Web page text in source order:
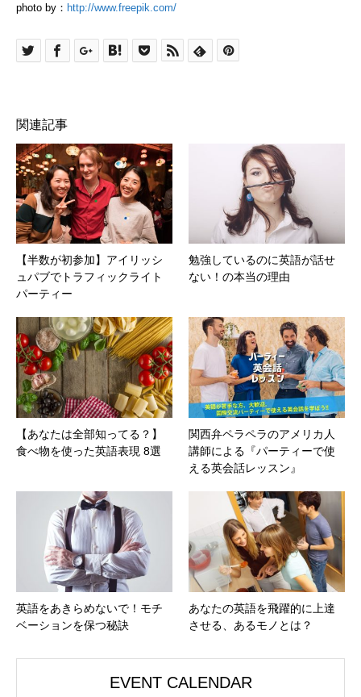
photo by： http://www.freepik.com/
関連記事
【半数が初参加】アイリッシ
ュパブでトラフィックライト
パーティー
勉強しているのに英語が話せ
ない！の本当の理由
【あなたは全部知ってる？】
食べ物を使った英語表現 8選
関西弁ペラペラのアメリカ人
講師による『パーティーで使
える英会話レッスン』
英語をあきらめないで！モチ
ベーションを保つ秘訣
あなたの英語を飛躍的に上達
させる、あるモノとは？
EVENT CALENDAR